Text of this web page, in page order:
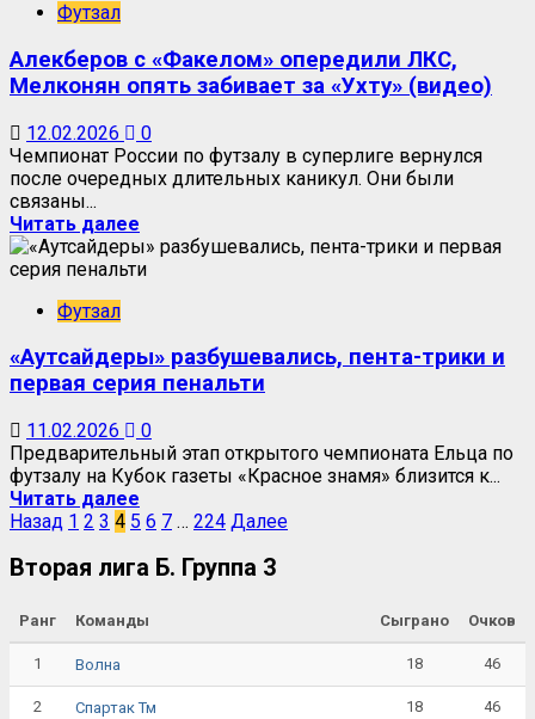
Футзал
Алекберов с «Факелом» опередили ЛКС,
Мелконян опять забивает за «Ухту» (видео)
12.02.2026
0
Чемпионат России по футзалу в суперлиге вернулся
после очередных длительных каникул. Они были
связаны...
Читать далее
Футзал
«Аутсайдеры» разбушевались, пента-трики и
первая серия пенальти
11.02.2026
0
Предварительный этап открытого чемпионата Ельца по
футзалу на Кубок газеты «Красное знамя» близится к...
Читать далее
Назад 1 2 3 4 5 6 7 … 224 Далее
Вторая лига Б. Группа 3
Ранг Команды Сыграно Очков
1 Волна 18 46
2 Спартак Тм 18 46